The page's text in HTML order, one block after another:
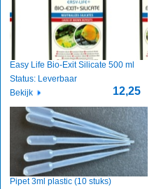
Easy Life Bio-Exit Silicate 500 ml
12,25
Status: Leverbaar
Bekijk
Pipet 3ml plastic (10 stuks)